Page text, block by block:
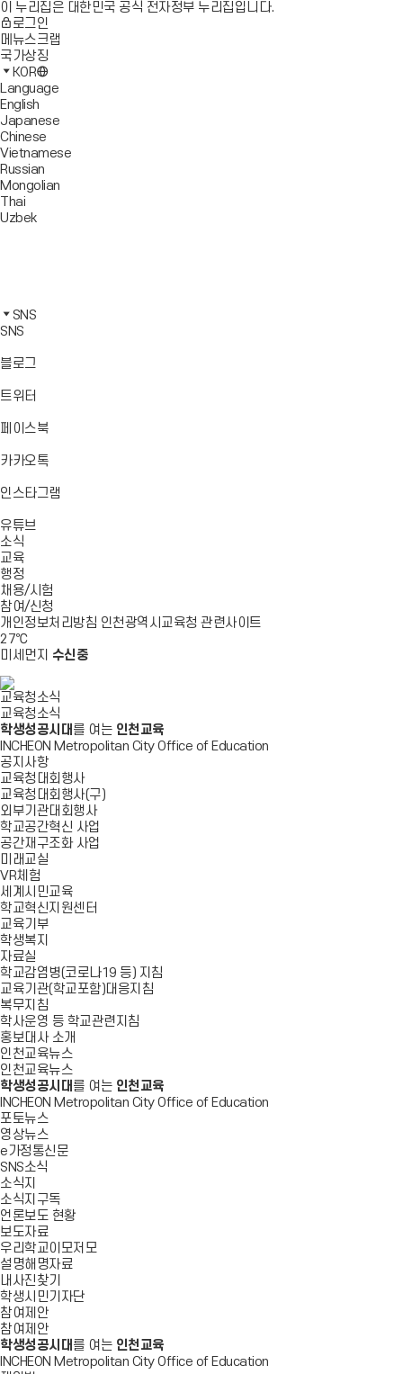
이 누리집은 대한민국 공식 전자정부 누리집입니다.
로그인
메뉴스크랩
국가상징
KOR
Language
English
Japanese
Chinese
Vietnamese
Russian
Mongolian
Thai
Uzbek
가
기
로
가
북
바
가
타
그
바
가
카
오
바
가
SNS
SNS
블로그
트위터
가
페이스북바
가
카카오톡바
가
인스타그램
유튜브
소식
교육
행정
채용/시험
참여/신청
개인정보처리방침 인천광역시교육청 관련사이트
27℃
미세먼지 수신중
교육청소식
교육청소식
학생성공시대 를 여는 인천교육
INCHEON Metropolitan City Office of Education
공지사항
교육청대회행사
교육청대회행사(구)
외부기관대회행사
학교공간혁신 사업
공간재구조화 사업
미래교실
VR체험
세계시민교육
학교혁신지원센터
교육기부
학생복지
자료실
학교감염병(코로나19 등) 지침
교육기관(학교포함)대응지침
복무지침
학사운영 등 학교관련지침
홍보대사 소개
인천교육뉴스
인천교육뉴스
학생성공시대 를 여는 인천교육
INCHEON Metropolitan City Office of Education
포토뉴스
영상뉴스
e가정통신문
SNS소식
소식지
소식지구독
언론보도 현황
보도자료
우리학교이모저모
설명해명자료
내사진찾기
학생시민기자단
참여제안
참여제안
학생성공시대 를 여는 인천교육
INCHEON Metropolitan City Office of Education